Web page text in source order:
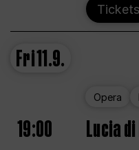
Tickets
Fri11.9.
Opera
19:00 Lucia